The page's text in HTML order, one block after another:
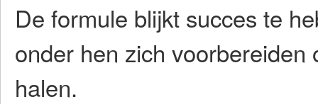
De formule blijkt succes te
onder hen zich
halen.